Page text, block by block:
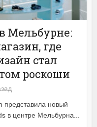
Мельбурне:
где
стал
роскоши
представила новый
в центре Мельбурна...